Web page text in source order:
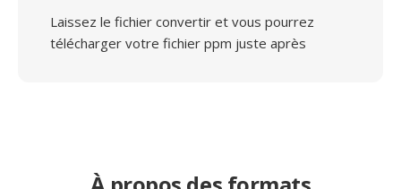
Laissez le fichier convertir et vous pourrez
télécharger votre fichier ppm juste après